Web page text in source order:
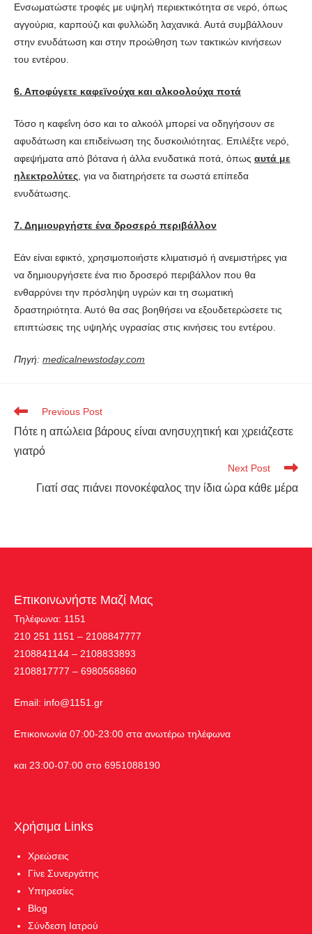
Ενσωματώστε τροφές με υψηλή περιεκτικότητα σε νερό, όπως
αγγούρια, καρπούζι και φυλλώδη λαχανικά. Αυτά συμβάλλουν
στην ενυδάτωση και στην προώθηση των τακτικών κινήσεων
του εντέρου.
6. Αποφύγετε καφεϊνούχα και αλκοολούχα ποτά
Τόσο η καφεΐνη όσο και το αλκοόλ μπορεί να οδηγήσουν σε
αφυδάτωση και επιδείνωση της δυσκοιλιότητας. Επιλέξτε νερό,
αφεψήματα από βότανα ή άλλα ενυδατικά ποτά, όπως αυτά με
ηλεκτρολύτες , για να διατηρήσετε τα σωστά επίπεδα
ενυδάτωσης.
7. Δημιουργήστε ένα δροσερό περιβάλλον
Εάν είναι εφικτό, χρησιμοποιήστε κλιματισμό ή ανεμιστήρες για
να δημιουργήσετε ένα πιο δροσερό περιβάλλον που θα
ενθαρρύνει την πρόσληψη υγρών και τη σωματική
δραστηριότητα. Αυτό θα σας βοηθήσει να εξουδετερώσετε τις
επιπτώσεις της υψηλής υγρασίας στις κινήσεις του εντέρου.
Πηγή: medicalnewstoday.com
Previous Post
Πότε η απώλεια βάρους είναι ανησυχητική και χρειάζεστε
γιατρό
Next Post
Γιατί σας πιάνει πονοκέφαλος την ίδια ώρα κάθε μέρα
Επικοινωνήστε Μαζί Μας
Τηλέφωνα: 1151
210 251 1151 – 2108847777
2108841144 – 2108833893
2108817777 – 6980568860
Εmail: info@1151.gr
Επικοινωνία 07:00-23:00 στα ανωτέρω τηλέφωνα
και 23:00-07:00 στο 6951088190
Χρήσιμα Links
Χρεώσεις
Γίνε Συνεργάτης
Υπηρεσίες
Blog
Σύνδεση Ιατρού